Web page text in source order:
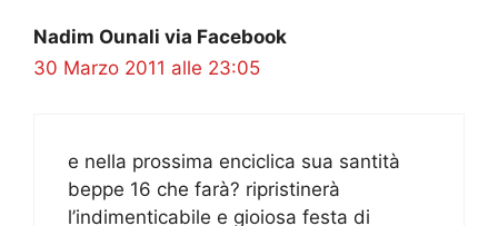
Nadim Ounali via Facebook
30 Marzo 2011 alle 23:05
e nella prossima enciclica sua santità
beppe 16 che farà? ripristinerà
l’indimenticabile e gioiosa festa di